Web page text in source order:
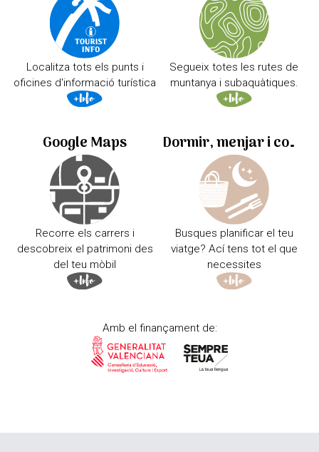
Localitza tots els punts i
oficines d'informació turística
Segueix totes les rutes de
muntanya i subaquàtiques.
Google Maps
Recorre els carrers i
descobreix el patrimoni des
del teu mòbil
Dormir, menjar i comprar
Busques planificar el teu
viatge? Ací tens tot el que
necessites
Amb el finançament de: